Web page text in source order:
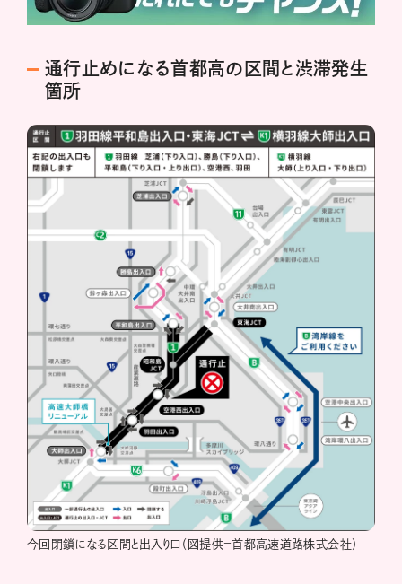
通行止めになる首都高の区間と渋滞発生
箇所
今回閉鎖になる区間と出入り口（図提供＝首都高速道路株式会社）